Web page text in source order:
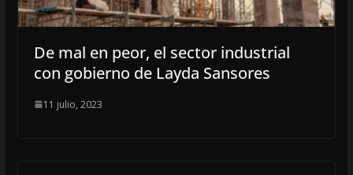
De mal en peor, el sector industrial
con gobierno de Layda Sansores
11 julio, 2023